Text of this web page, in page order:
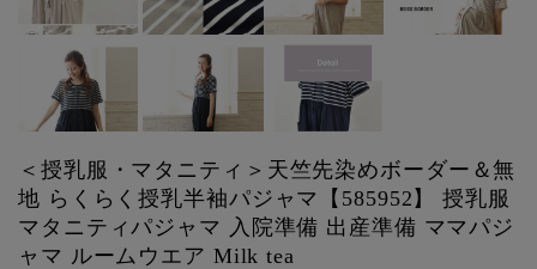
＜授乳服・マタニティ＞天竺先染めボーダー＆無
地 らくらく授乳半袖パジャマ【585952】 授乳服
マタニティパジャマ 入院準備 出産準備 ママパジ
ャマ ルームウエア Milk tea